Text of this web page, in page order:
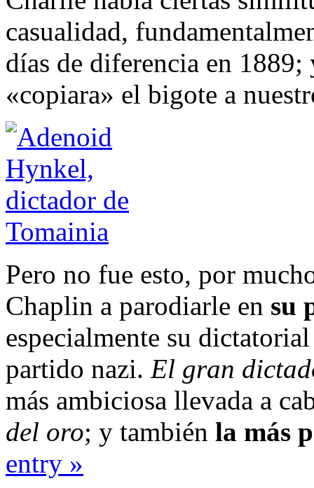
casualidad,
días de diferencia en
«copiara» el bigote a
Pero no fue esto, por
Chaplin a parodiarle en su
especialmente su
partido nazi. El gran
más ambiciosa llevada a
del oro; y también la más
entry »